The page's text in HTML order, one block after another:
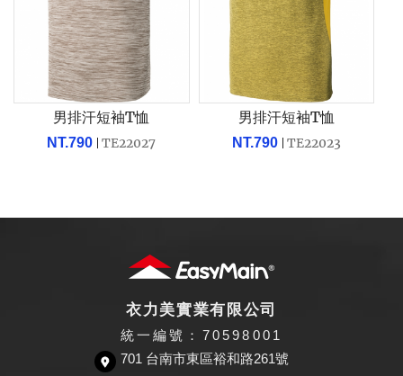
男排汗短袖T恤
NT.790 TE22027
男排汗短袖T恤
NT.790 TE22023
衣力美實業有限公司
統一編號：70598001
701 台南市東區裕和路261號